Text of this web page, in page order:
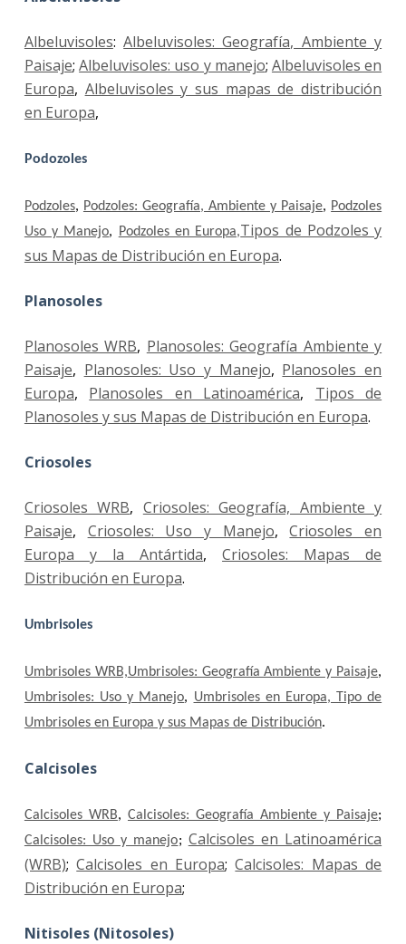
Albeluvisoles:Albeluvisoles: Geografía, Ambiente y
Paisaje;Albeluvisoles: uso y manejo; Albeluvisoles en
Europa, Albeluvisoles y sus mapas de distribución
en Europa,
Podozoles
Podzoles, Podzoles: Geografía, Ambiente y Paisaje, Podzoles
Uso y Manejo, Podzoles en Europa,Tipos de Podzoles y
sus Mapas de Distribución en Europa.
Planosoles
Planosoles WRB, Planosoles: Geografía Ambiente y
Paisaje, Planosoles: Uso y Manejo, Planosoles en
Europa, Planosoles en Latinoamérica, Tipos de
Planosoles y sus Mapas de Distribución en Europa.
Criosoles
Criosoles WRB, Criosoles: Geografía, Ambiente y
Paisaje, Criosoles: Uso y Manejo,Criosoles en
Europa y la Antártida,Criosoles: Mapas de
Distribución en Europa.
Umbrisoles
Umbrisoles WRB,Umbrisoles: Geografía Ambiente y Paisaje,
Umbrisoles: Uso y Manejo, Umbrisoles en Europa, Tipo de
Umbrisoles en Europa y sus Mapas de Distribución.
Calcisoles
Calcisoles WRB, Calcisoles: Geografía Ambiente y Paisaje;
Calcisoles: Uso y manejo; Calcisoles en Latinoamérica
(WRB);Calcisoles en Europa;Calcisoles: Mapas de
Distribución en Europa;
Nitisoles (Nitosoles)